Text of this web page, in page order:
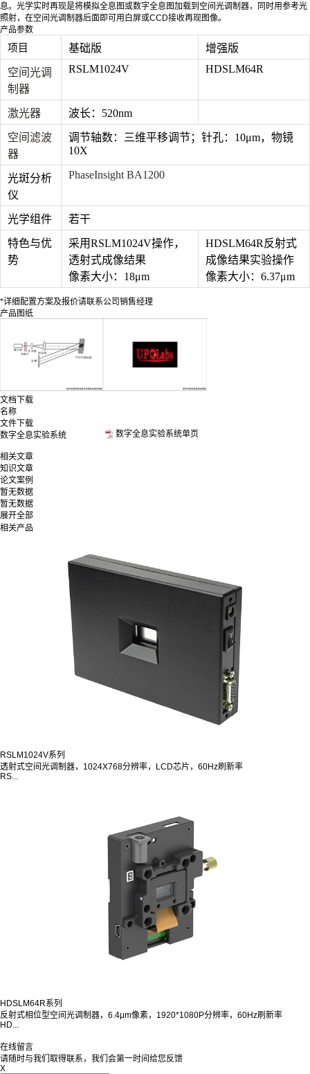
息。光学实时再现是将模拟全息图或数字全息图加载到空间光调制器，同时用参考光
照射，在空间光调制器后面即可用白屏或CCD接收再现图像。
产品参数
项目 基础版 增强版
空间光调
制器
RSLM1024V HDSLM64R
激光器 波长：520nm
空间滤波
器
调节轴数：三维平移调节；针孔：10μm，物镜
10X
光斑分析
仪
PhaseInsight BA1200
光学组件 若干
特色与优
势
采用RSLM1024V操作，
透射式成像结果
像素大小：18μm
HDSLM64R反射式
成像结果实验操作
像素大小：6.37μm
*详细配置方案及报价请联系公司销售经理
产品图纸
文档下载
名称
文件下载
数字全息实验系统
数字全息实验系统单页
相关文章
知识文章
论文案例
暂无数据
暂无数据
展开全部
相关产品
RSLM1024V系列
透射式空间光调制器，1024X768分辨率，LCD芯片，60Hz刷新率
RS...
HDSLM64R系列
反射式相位型空间光调制器，6.4μm像素，1920*1080P分辨率，60Hz刷新率
HD...
在线留言
请随时与我们取得联系，我们会第一时间给您反馈
X